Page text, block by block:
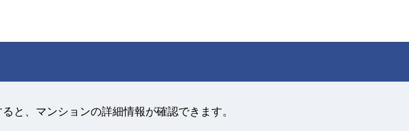
と、マンションの詳細情報が確認できます。